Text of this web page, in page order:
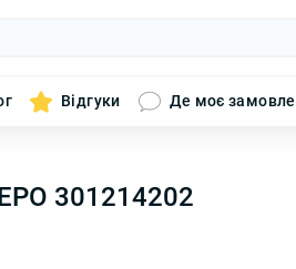
Відгуки Де моє
301214202